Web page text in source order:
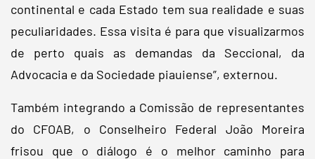
continental e cada Estado tem sua realidade e suas
peculiaridades. Essa visita é para que visualizarmos
de perto quais as demandas da Seccional, da
Advocacia e da Sociedade piauiense”, externou.
Também integrando a Comissão de representantes
do CFOAB, o Conselheiro Federal João Moreira
frisou que o diálogo é o melhor caminho para